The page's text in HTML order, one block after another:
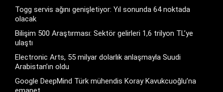
Togg servis ağını genişletiyor: Yıl sonunda 64 noktada
olacak
Bilişim 500 Araştırması: Sektör gelirleri 1,6 trilyon TL’ye
ulaştı
Electronic Arts, 55 milyar dolarlık anlaşmayla Suudi
Arabistan’ın oldu
Google DeepMind Türk mühendis Koray Kavukcuoğlu’na